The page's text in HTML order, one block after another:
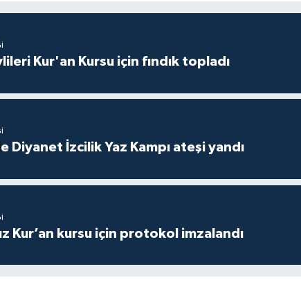
Kur'an Kursu için fındık topladı
Diyanet İzcilik Yaz Kampı ateşi yandı
Kur’an kursu için protokol imzalandı